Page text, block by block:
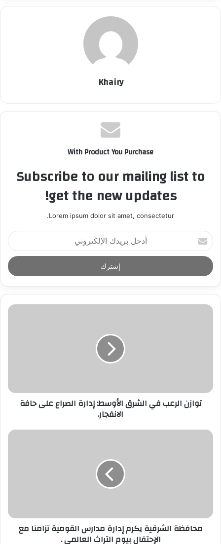
Khairy
With Product You Purchase
Subscribe to our mailing list to
get the new updates!
Lorem ipsum dolor sit amet, consectetur.
أ
د
خ
ل
ر
د
ر
توازن الرعب في الشرق الأوسط: إدارة الصراع على حافة
الانفجار.
محافظة الشرقية يكرم إدارة مدارس القومية تزامنا مع
الإحتفال بيوم التراث العالمى .